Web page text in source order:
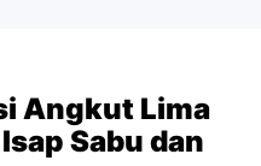
Angkut Lima
Sabu dan